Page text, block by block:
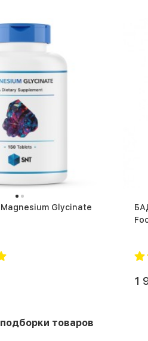
Glycinate
1
товаров